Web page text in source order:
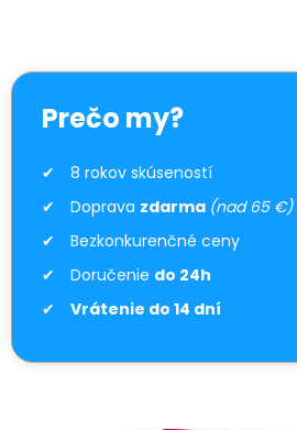
Prečo my?
8 rokov skúseností
Doprava zdarma (nad 65 €)
Bezkonkurenčné ceny
Doručenie do 24h
Vrátenie do 14 dní